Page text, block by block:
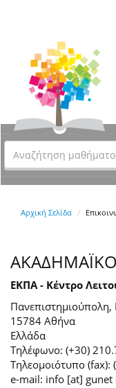
Αρχική Σελίδα
ΑΚΑΔΗΜΑΪΚΟ
ΕΚΠΑ - Κέντρο
Πανεπιστημιούπολη,
15784 Αθήνα
Ελλάδα
Τηλέφωνο: (+30)
Τηλεομοιότυπο
e-mail: info [at]